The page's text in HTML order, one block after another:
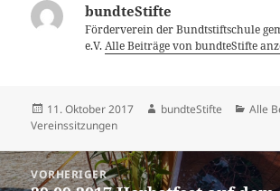
bundteStifte
Förderverein der Bundtstiftschule
e.V.Alle Beiträge von bundteStifte
Veröffentlicht
am
11. Oktober 2017 Autor
bundteStifte Alle
Vereinssitzungen
Beitragsnavigation
VORHERIGER